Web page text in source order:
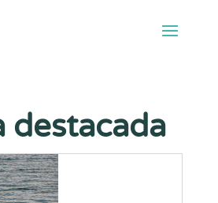
destacada